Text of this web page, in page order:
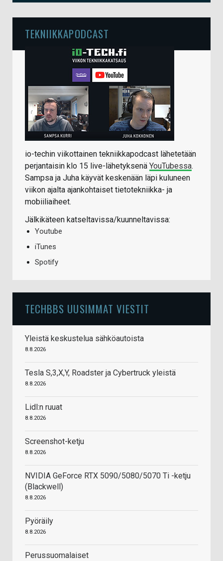
TEKNIIKKAPODCAST
io-techin viikottainen tekniikkapodcast lähetetään
perjantaisin klo 15 live-lähetyksenä YouTubessa.
Sampsa ja Juha käyvät keskenään läpi kuluneen
viikon ajalta ajankohtaiset tietotekniikka- ja
mobiiliaiheet.
Jälkikäteen katseltavissa/kuunneltavissa:
Youtube
iTunes
Spotify
TECHBBS UUSIMMAT VIESTIT
Yleistä keskustelua sähköautoista
8.8.2026
Tesla S,3,X,Y, Roadster ja Cybertruck yleistä
8.8.2026
Lidl:n ruuat
8.8.2026
Screenshot-ketju
8.8.2026
NVIDIA GeForce RTX 5090/5080/5070 Ti -ketju
(Blackwell)
8.8.2026
Pyöräily
8.8.2026
Perussuomalaiset